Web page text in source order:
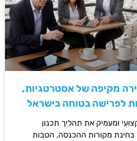
מקיפה של אסטרטגיות,
לפרישה בטוחה בישראל
ומעמיק את תהליך תכנון
בחינת מקורות ההכנסה, הטבות